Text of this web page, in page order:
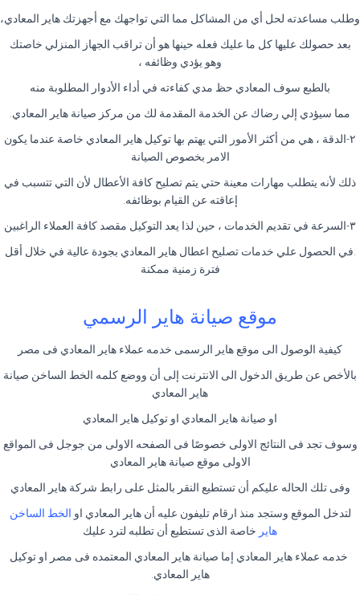
وطلب مساعدته لحل أي من المشاكل مما التي تواجهك مع أجهزتك هاير المعادي،
بعد حصولك عليها كل ما عليك فعله حينها هو أن تراقب الجهاز المنزلي خاصتك
وهو يؤدي وظائفه ،
بالطبع سوف المعادي حظ مدي كفاءته في أداء الأدوار المطلوبة منه
مما سيؤدي إلي رضاك عن الخدمة المقدمة لك من مركز صيانة هاير المعادي.
٢-الدقة ، هي من أكثر الأمور التي يهتم بها توكيل هاير المعادي خاصة عندما يكون
الامر بخصوص الصيانة
ذلك لأنه يتطلب مهارات معينة حتي يتم تصليح كافة الأعطال لأن التي تتسبب في
إعاقته عن القيام بوظائفه.
٣-السرعة في تقديم الخدمات ، حين لذا يعد التوكيل مقصد كافة العملاء الراغبين
.في الحصول علي خدمات تصليح اعطال هاير المعادي بجودة عالية في خلال أقل
فترة زمنية ممكنة
موقع صيانة هاير الرسمي
كيفية الوصول الى موقع هاير الرسمى خدمه عملاء هاير المعادي فى مصر
بالأخص عن طريق الدخول الى الانترنت إلى أن ووضع كلمه الخط الساخن صيانة
هاير المعادي
او صيانة هاير المعادي او توكيل هاير المعادي
وسوف تجد فى النتائج الاولى خصوصًا فى الصفحه الاولى من جوجل فى المواقع
الاولى موقع صيانة هاير المعادي
وفى تلك الحاله عليكم أن تستطيع النقر بالمثل على رابط شركة هاير المعادي
لتدخل الموقع وستجد منذ ارقام تليفون عليه أن هاير المعادي او الخط الساخن
هاير خاصة الذى تستطيع أن تطلبه لترد عليك
خدمه عملاء هاير المعادي إما صيانة هاير المعادي المعتمده فى مصر او توكيل
هاير المعادي.